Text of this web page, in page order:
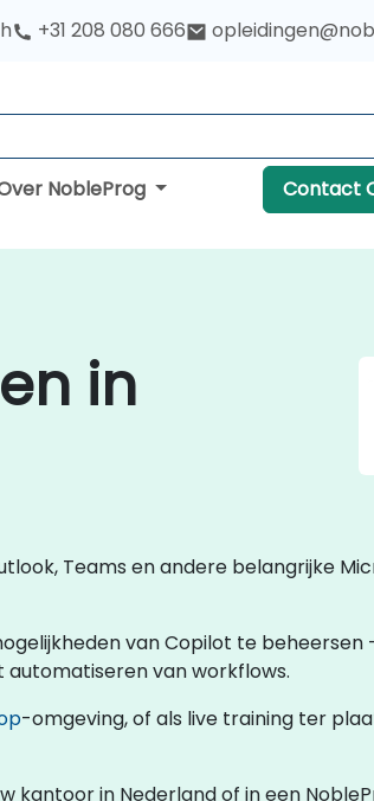
+31 208 080 666
NobleProg Contact
in
Teams en andere belangrijke
van Copilot te beheersen
van workflows.
-omgeving, of als live training ter
kantoor in Nederland of in een